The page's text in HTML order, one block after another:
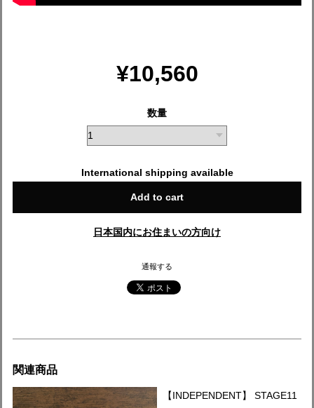
¥10,560
数量
International shipping available
Add to cart
日本国内にお住まいの方向け
通報する
関連商品
【INDEPENDENT】 STAGE11